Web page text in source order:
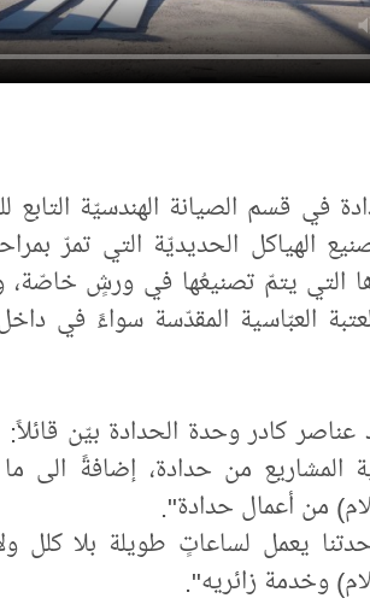
في قسم الصيانة الهندسيّة التابع
الهياكل الحديديّة التي تمرّ
التي يتمّ تصنيعُها في ورشٍ
العبّاسية المقدّسة سواءً في
كادر وحدة الحدادة بيّن قائلاً:
المشاريع من حدادة، إضافةً الى
من أعمال حدادة".
يعمل لساعاتٍ طويلة بلا كلل
وخدمة زائريه".